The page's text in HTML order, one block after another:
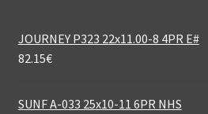
JOURNEY P323 22x11.00-8 4PR E#
82.15€
SUNF A-033 25x10-11 6PR NHS